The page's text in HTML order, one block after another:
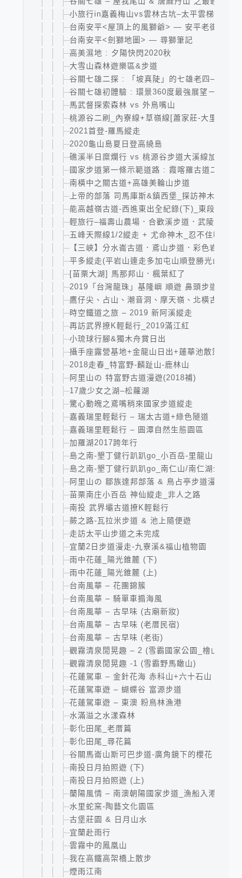
小旅行in嘉義梅山vs雲林古坑–太平雲梯、大尖
台南安平<屋頂上的風獅爺> — 安平老街亂走
台南安平<劍獅地圖> — 尋獅筆記
高美濕地 : 夕陽快閃2020秋
大雪山森林遊樂區&步道
谷關七雄二探 : 「坡真陡」的七雄老四—波津
谷關七雄初體驗 : 環景360度最強展望－東卯山
馬武督探索森林 vs 外鳥嘴山
桃源谷二刷_內寮線+草嶺線[蕭家莊-大里]
2021首登-羅馬縱走
2020龜山島夏日登高繞島
礁溪半日糜爛行 vs 桃源谷步道大溪線加碼草
國家步道第一條示範道路 : 霞喀羅古道二日｜
南橫中之關古道+高雄美輪山步道
上帝的部落 司馬庫斯&鎮西堡_探訪神木群
能高越嶺古道-西進東出全紀錄(下)_東段+花草
輕旅行–福壽山農場．合歡溪步道．武陵農場
五峰天際線1/2縱走 + 尤命神木_忍不住喊救命
【三峽】分水崙古道．鳶山步道．彩色岩壁
平多縱走(平岩山連走多加屯山順登勝光山)
[苗栗大湖] 馬那邦山．楓葉紅了
2019「台灣龍珠」基隆嶼 順遊 鼻頭步道．潮
鷹仔尖、占山、潮音洞、摩天嶺、北橫古道、
時空鐵道之旅 – 2019 新阿溪縱走
再訪武界撩K輕鬆行_2019滿江紅
小琉球行腳&獨木舟賞日出
攝手座露營基地+金龍山日出+蓮華池散策
2018走春_特富野-麟趾山-鹿林山
阿里山の 特富野古道漫遊(2018補)
17歲少女之湖–松蘿湖
驚心動魄之鳶嘴稍來國家步道縱走
嘉義瑞里輕鬆行 – 瑞太古道+綠色隧道
嘉義瑞里輕鬆行 – 圓潭自然生態園區
加羅湖2017跨年行
島之南-墾丁健行趴趴go_小百岳-里龍山
島之南-墾丁健行趴趴go_南仁山/南仁湖生態保
阿里山の 鄒族達邦部落 & 鳥占亭步道漫遊
苗栗南庄小百岳 神仙縱走_非人之路
南投 武界壩古道撩K輕鬆行
蕨之路-瓦拉米步道 & 池上隨便遊
走訪太平山步道之未完成
宜蘭2日步道漫走-九寮溪&福山植物園
雨中花蓮_陽光錐麓 (下)
雨中花蓮_陽光錐麓 (上)
台南風華 – 花團錦簇
台南風華 – 騎單車搧海風
台南風華 – 古早味 (古廟新妝)
台南風華 – 古早味 (老厝民宿)
台南風華 – 古早味 (老街)
觀霧清泉閒晃趣 – 2 (雪霸國家公園_檜山巨木
觀霧清泉閒晃趣 -1 (雪霸野馬瞰山)
花蓮駕車 – 金針花海 赤科山+六十石山
花蓮駕車遊 – 蝴蝶谷 富源步道
花蓮駕車遊 – 東澳 粉鳥林漁港
水滿溢之水漾森林
彰化田尾_老厝篇
彰化田尾_尋花篇
谷關馬崙山斯可巴步道-廣角鏡下的櫻花
南投日月拍照遊 (下)
南投日月拍照遊 (上)
蘭陽風情 – 南澳朝陽國家步道_漁船入港
水里蛇窯-陶藝文化園區
古堡莊園 & 日月山水
宜蘭赴雨行
雲霧中的鳳凰山
我在高鐵高架橋上散步
煙雨江南